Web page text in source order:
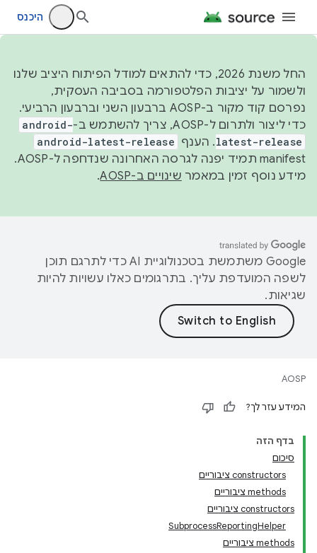
היכנס
החל משנת 2026, כדי להתאים למודל הפיתוח היציב שלנו
ולשמור על יציבות הפלטפורמה בסביבה העסקית,
נפרסם קוד מקור ב-AOSP ברבעון השני וברבעון הרביעי.
כדי ליצור ולתרום ל-AOSP, צריך להשתמש ב-
android-
latest-release. הענף android-latest-release
manifest תמיד יפנה לגרסה האחרונה שנדחפה ל-AOSP.
מידע נוסף זמין במאמר שינויים ב-AOSP .
‫Google משתמשת בטכנולוגיית AI כדי לתרגם תוכן
לשפה המועדפת עליך. בתרגומים כאלו עשויות להיות
שגיאות.
AOSP
המידע עזר לך?
בדף הזה
סיכום
‫constructors ציבוריים
‫methods ציבוריים
‫constructors ציבוריים
SubprocessReportingHelper
‫methods ציבוריים